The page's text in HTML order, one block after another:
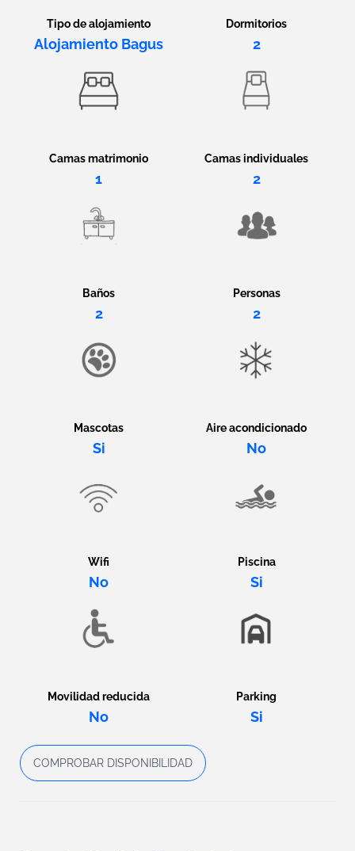
Tipo de alojamiento
Alojamiento Bagus
Dormitorios
2
Camas matrimonio
1
Camas individuales
2
Baños
2
Personas
2
Mascotas
Si
Aire acondicionado
No
Wifi
No
Piscina
Si
Movilidad reducida
No
Parking
Si
COMPROBAR DISPONIBILIDAD